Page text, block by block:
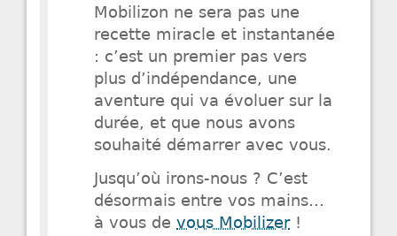
Mobilizon ne sera pas une
recette miracle et instantanée
: c’est un premier pas vers
plus d’indépendance, une
aventure qui va évoluer sur la
durée, et que nous avons
souhaité démarrer avec vous.
Jusqu’où irons-nous ? C’est
désormais entre vos mains…
à vous devous Mobilizer!